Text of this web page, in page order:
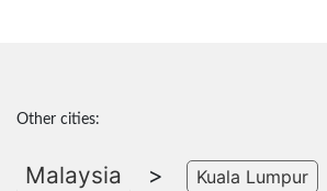
Other cities:
Malaysia >
Kuala Lumpur